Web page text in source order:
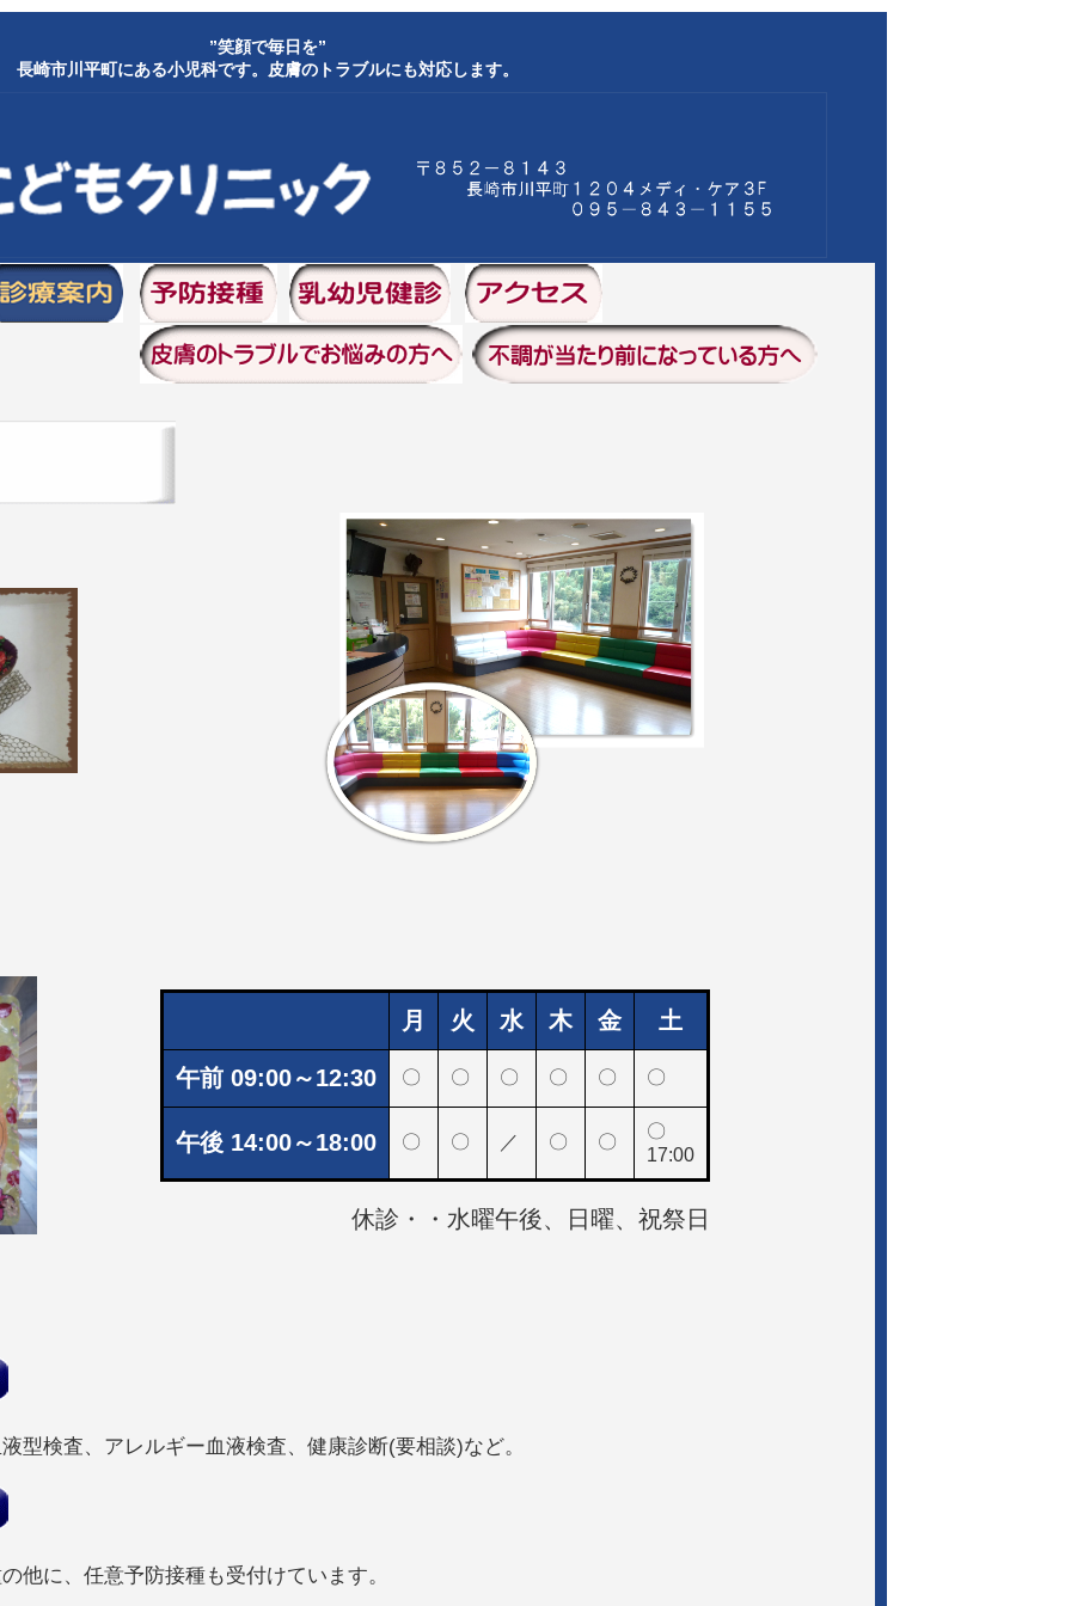
”笑顔で毎日を”
長崎市川平町にある小児科です。皮膚のトラブルにも対応します。
月 火 水 木 金 土
午前 09:00～12:30 〇 〇 〇 〇 〇 〇
午後 14:00～18:00 〇 〇 ／ 〇 〇
〇
17:00
休診・・水曜午後、日曜、祝祭日
型検査、アレルギー血液検査、健康診断(要相談)など。
他に、任意予防接種も受付けています。